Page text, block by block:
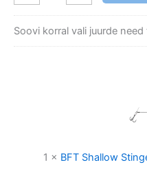
Soovi korral vali juurde
1 × BFT Shallow